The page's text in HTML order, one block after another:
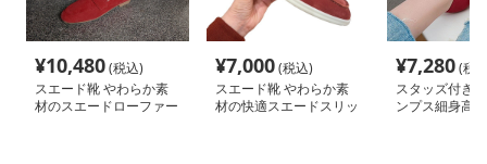
¥10,480(税込)
スエード靴 やわらか素
材のスエードローファー
¥7,000(税込)
スエード靴 やわらか素
材の快適スエードスリッ
¥7,280(税
スタッズ付き
ンプス細身高